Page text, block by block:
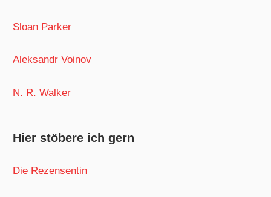
Sloan Parker
Aleksandr Voinov
N. R. Walker
Hier stöbere ich gern
Die Rezensentin